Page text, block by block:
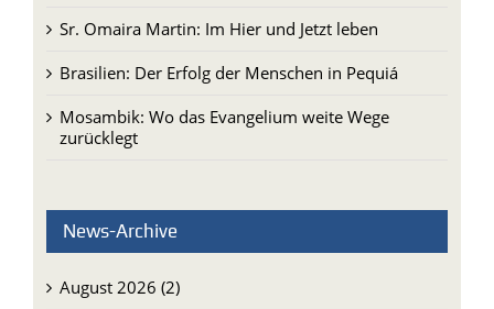
verabschiedet Pater Deogratias Nguonzi
Sr. Omaira Martin: Im Hier und Jetzt leben
Brasilien: Der Erfolg der Menschen in Pequiá
News-Archive